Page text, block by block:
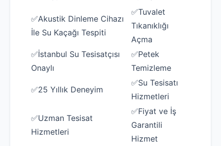
✅Akustik Dinleme Cihazı
İle Su Kaçağı Tespiti
✅Tuvalet
Tıkanıklığı
Açma
✅İstanbul Su Tesisatçısı
Onaylı
✅Petek
Temizleme
✅25 Yıllık Deneyim
✅Su Tesisatı
Hizmetleri
✅Uzman Tesisat
Hizmetleri
✅Fiyat ve İş
Garantili
Hizmet